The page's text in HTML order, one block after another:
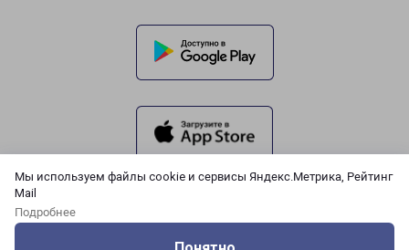
Мы используем файлы cookie и сервисы Яндекс.Метрика, Рейтинг
Mail
Подробнее